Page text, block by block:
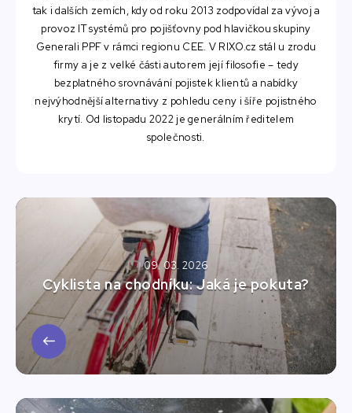
tak i dalších zemích, kdy od roku 2013 zodpovídal za vývoj a
provoz IT systémů pro pojišťovny pod hlavičkou skupiny
Generali PPF v rámci regionu CEE. V RIXO.cz stál u zrodu
firmy a je z velké části autorem její filosofie – tedy
bezplatného srovnávání pojistek klientů a nabídky
nejvýhodnější alternativy z pohledu ceny i šíře pojistného
krytí. Od listopadu 2022 je generálním ředitelem
společnosti.
09. 03. 2026
Cyklista na chodníku: Jaká je pokuta?